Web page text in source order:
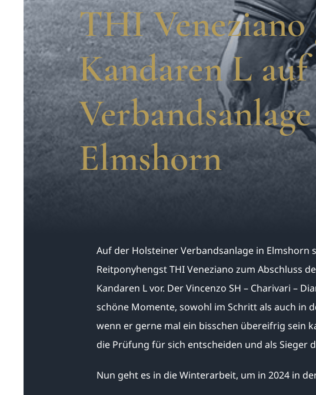
THI
Kandaren L
Elmshorn
Auf der Holsteiner Verbandsanlage in Elmshorn
Reitponyhengst THI Veneziano zum Abschluss
Kandaren L vor. Der Vincenzo SH – Charivari –
schöne Momente, sowohl im Schritt als auch in
wenn er gerne mal ein bisschen übereifrig sein
die Prüfung für sich entscheiden und als Sieger
Nun geht es in die Winterarbeit, um in 2024 in